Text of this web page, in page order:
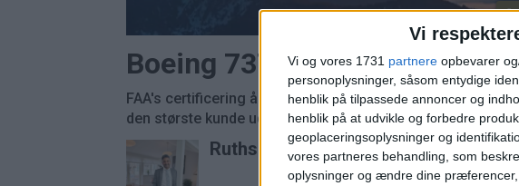
Vi
Vi og vores 1731 partnere opbevarer
personoplysninger, såsom entydige
henblik på tilpassede annoncer og
henblik på at udvikle og forbedre
geoplaceringsoplysninger og
vores partneres behandling, som
oplysninger og ændre dine
Boeing 737 MAX 7 fik
FAA's certificering åbner for leverancer, men flyets
den største kunde udsættes efter alt at dømme til 2027.
Ruths Hotel henter hotelchef internt